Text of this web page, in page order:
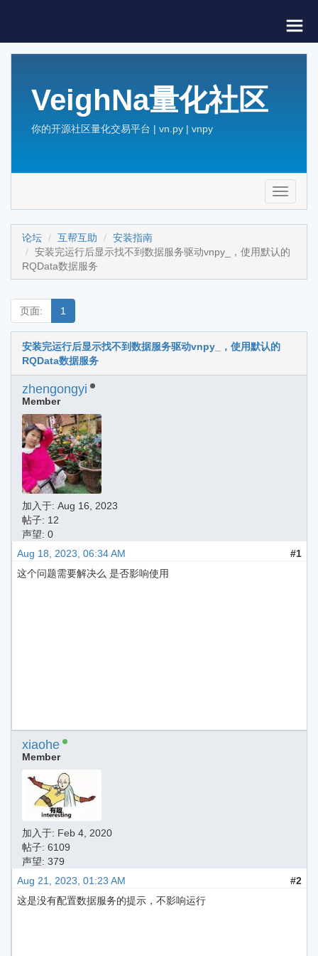
VeighNa量化社区
你的开源社区量化交易平台 | vn.py | vnpy
Toggle
论坛 互帮互助
安装指南
安装完运行后显示找不到数据服务驱动vnpy_，使用默认的
RQData数据服务
页面: 1
安装完运行后显示找不到数据服务驱动vnpy_，使用默认的
RQData数据服务
zhengongyi
Member
加入于: Aug 16, 2023
帖子: 12
声望: 0
Aug 18, 2023, 06:34 AM
#1
这个问题需要解决么 是否影响使用
xiaohe
Member
加入于: Feb 4, 2020
帖子: 6109
声望: 379
Aug 21, 2023, 01:23 AM
#2
这是没有配置数据服务的提示，不影响运行